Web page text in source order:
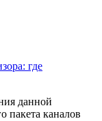
где
данной
пакета каналов